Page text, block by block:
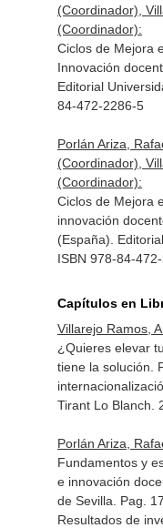
(Coordinador),
(Coordinador):
Ciclos de Mejora
Innovación
Editorial
84-472-2286-5
Porlán Ariza,
(Coordinador),
(Coordinador):
Ciclos de Mejora
innovación
(España).
ISBN 978-84-
Capítulos en
Villarejo Ramos,
¿Quieres elevar
tiene la solución.
Tirant Lo Blanch.
Porlán Ariza,
Fundamentos y
e innovación
de Sevilla. Pag.
Resultados de